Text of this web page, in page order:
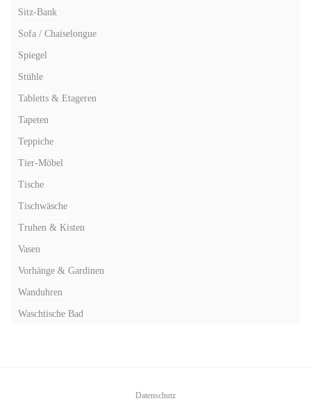
Sitz-Bank
Sofa / Chaiselongue
Spiegel
Stühle
Tabletts & Etageren
Tapeten
Teppiche
Tier-Möbel
Tische
Tischwäsche
Truhen & Kisten
Vasen
Vorhänge & Gardinen
Wanduhren
Waschtische Bad
Datenschutz